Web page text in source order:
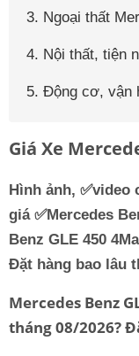
3. Ngoại thất
4. Nội thất, tiện
5. Động cơ, vận
Giá Xe
Hình ảnh, ✅video
giá ✅Mercedes
Benz GLE 450
Đặt hàng bao lâu
Mercedes Benz
tháng 08/2026?